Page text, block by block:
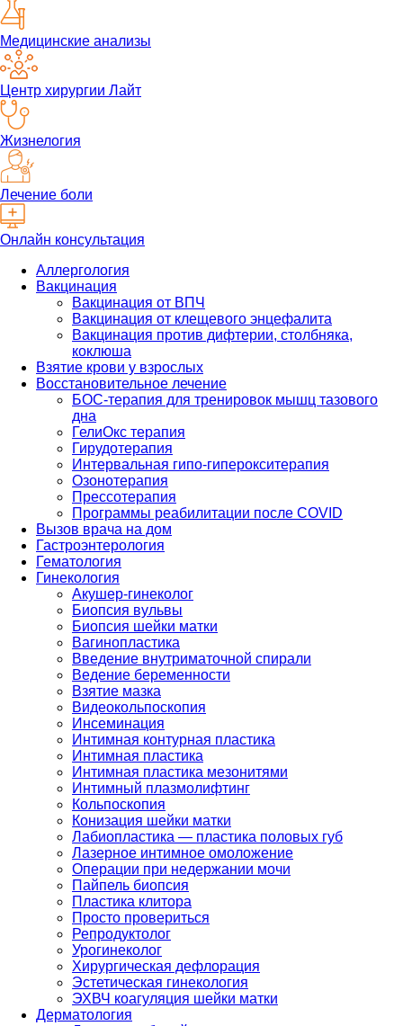
Медицинские анализы
Центр хирургии Лайт
Жизнелогия
Лечение боли
Онлайн консультация
Аллергология
Вакцинация
Вакцинация от ВПЧ
Вакцинация от клещевого энцефалита
Вакцинация против дифтерии, столбняка,
коклюша
Взятие крови у взрослых
Восстановительное лечение
БОС-терапия для тренировок мышц тазового
дна
ГелиОкс терапия
Гирудотерапия
Интервальная гипо-гиперокситерапия
Озонотерапия
Прессотерапия
Программы реабилитации после СOVID
Вызов врача на дом
Гастроэнтерология
Гематология
Гинекология
Акушер-гинеколог
Биопсия вульвы
Биопсия шейки матки
Вагинопластика
Введение внутриматочной спирали
Ведение беременности
Взятие мазка
Видеокольпоскопия
Инсеминация
Интимная контурная пластика
Интимная пластика
Интимная пластика мезонитями
Интимный плазмолифтинг
Кольпоскопия
Конизация шейки матки
Лабиопластика — пластика половых губ
Лазерное интимное омоложение
Операции при недержании мочи
Пайпель биопсия
Пластика клитора
Просто провериться
Репродуктолог
Урогинеколог
Хирургическая дефлорация
Эстетическая гинекология
ЭХВЧ коагуляция шейки матки
Дерматология